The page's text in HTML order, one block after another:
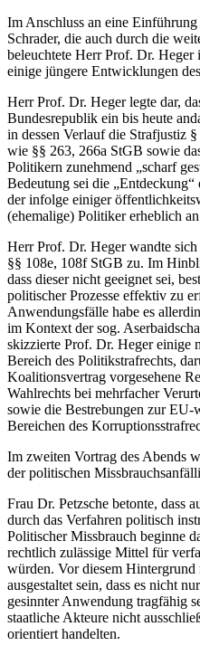
Im Anschluss an eine
Schrader, die auch durch die
beleuchtete Herr Prof. Dr. Heger
einige jüngere Entwicklungen
Herr Prof. Dr. Heger legte dar,
Bundesrepublik ein bis heute
in dessen Verlauf die Strafjustiz
wie §§ 263, 266a StGB sowie
Politikern zunehmend „scharf
Bedeutung sei die „Entdeckung“
der infolge einiger
(ehemalige) Politiker erheblich
Herr Prof. Dr. Heger wandte
§§ 108e, 108f StGB zu. Im
dass dieser nicht geeignet sei,
politischer Prozesse effektiv zu
Anwendungsfälle habe es
im Kontext der sog.
skizzierte Prof. Dr. Heger einige
Bereich des Politikstrafrechts,
Koalitionsvertrag vorgesehene
Wahlrechts bei mehrfacher
sowie die Bestrebungen zur
Bereichen des
Im zweiten Vortrag des Abends
der politischen
Frau Dr. Petzsche betonte, dass
durch das Verfahren politisch
Politischer Missbrauch beginne
rechtlich zulässige Mittel für
würden. Vor diesem Hintergrund
ausgestaltet sein, dass es nicht
gesinnter Anwendung tragfähig
staatliche Akteure nicht
orientiert handelten.